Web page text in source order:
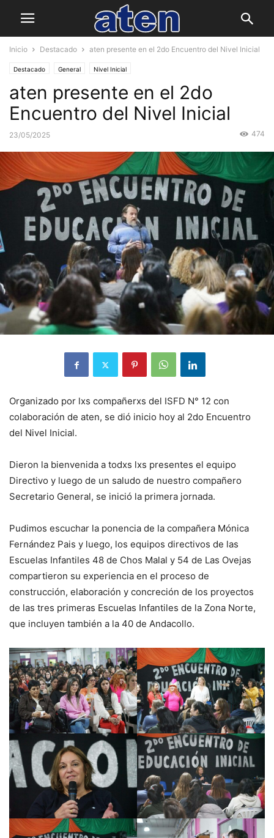
Inicio Destacado aten presente en el 2do Encuentro del Nivel Inicial
Destacado General Nivel Inicial
aten presente en el 2do
Encuentro del Nivel Inicial
23/05/2025 474
Organizado por lxs compañerxs del ISFD N° 12 con
colaboración de aten, se dió inicio hoy al 2do Encuentro
del Nivel Inicial.
Dieron la bienvenida a todxs lxs presentes el equipo
Directivo y luego de un saludo de nuestro compañero
Secretario General, se inició la primera jornada.
Pudimos escuchar la ponencia de la compañera Mónica
Fernández Pais y luego, los equipos directivos de las
Escuelas Infantiles 48 de Chos Malal y 54 de Las Ovejas
compartieron su experiencia en el proceso de
construcción, elaboración y concreción de los proyectos
de las tres primeras Escuelas Infantiles de la Zona Norte,
que incluyen también a la 40 de Andacollo.